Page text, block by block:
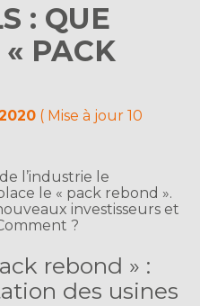
: QUE
PACK
( Mise à jour 10
l’industrie le
le « pack rebond ».
investisseurs et
?
rebond » :
des usines